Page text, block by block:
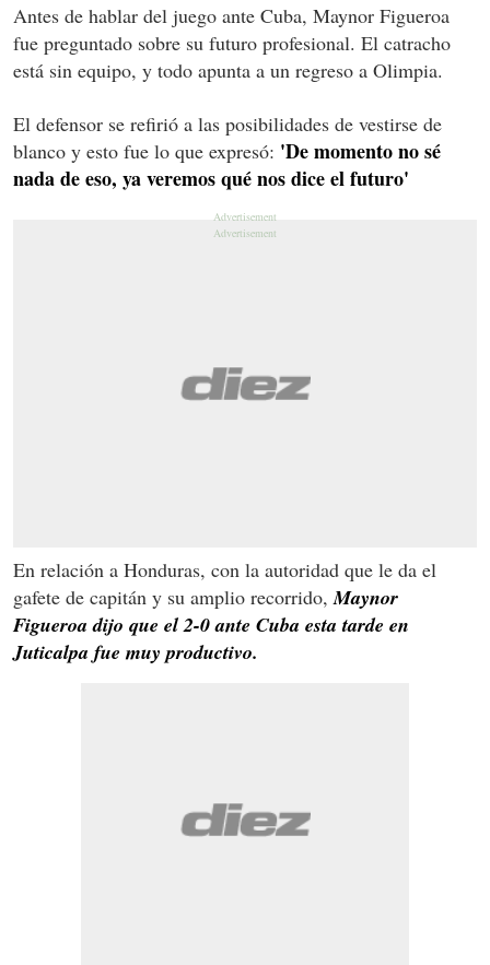
Antes de hablar del juego ante Cuba, Maynor Figueroa
fue preguntado sobre su futuro profesional. El catracho
está sin equipo, y todo apunta a un regreso a Olimpia.
El defensor se refirió a las posibilidades de vestirse de
blanco y esto fue lo que expresó: 'De momento no sé
nada de eso, ya veremos qué nos dice el futuro'
En relación a Honduras, con la autoridad que le da el
gafete de capitán y su amplio recorrido, Maynor
Figueroa dijo que el 2-0 ante Cuba esta tarde en
Juticalpa fue muy productivo.